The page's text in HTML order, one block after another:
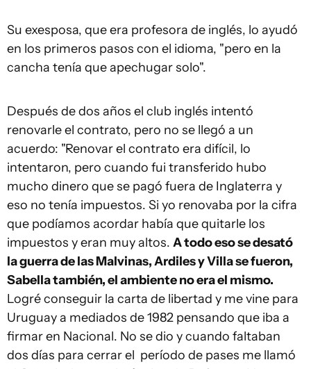
Su exesposa, que era profesora de inglés, lo ayudó
en los primeros pasos con el idioma, "pero en la
cancha tenía que apechugar solo".
Después de dos años el club inglés intentó
renovarle el contrato, pero no se llegó a un
acuerdo: "Renovar el contrato era difícil, lo
intentaron, pero cuando fui transferido hubo
mucho dinero que se pagó fuera de Inglaterra y
eso no tenía impuestos. Si yo renovaba por la cifra
que podíamos acordar había que quitarle los
impuestos y eran muy altos. A todo eso se desató
la guerra de las Malvinas, Ardiles y Villa se fueron,
Sabella también, el ambiente no era el mismo.
Logré conseguir la carta de libertad y me vine para
Uruguay a mediados de 1982 pensando que iba a
firmar en Nacional. No se dio y cuando faltaban
dos días para cerrar el período de pases me llamó